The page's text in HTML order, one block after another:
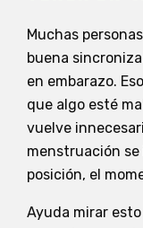
Muchas
buena
en embarazo.
que algo esté
vuelve
menstruación
posición, el
Ayuda mirar